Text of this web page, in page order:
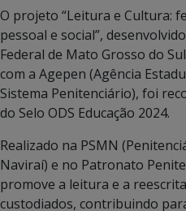
O projeto “Leitura e Cultura:
pessoal e social”,
Federal de Mato Grosso do
com a Agepen (Agência
Sistema Penitenciário), foi
do Selo ODS Educação 2024.
Realizado na PSMN
Naviraí) e no Patronato
promove a leitura e a
custodiados, contribuindo